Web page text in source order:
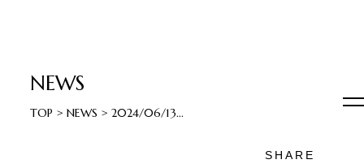
NEWS
TOP > NEWS > 2024/06/13...
SHARE